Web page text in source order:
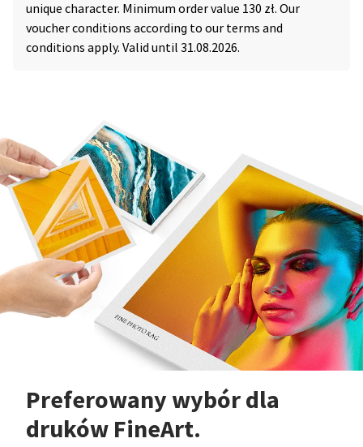
unique character. Minimum order value 130 zł. Our
voucher conditions according to our terms and
conditions apply. Valid until 31.08.2026.
Preferowany wybór dla
druków FineArt.